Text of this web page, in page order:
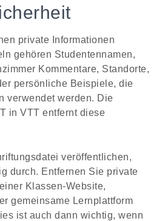
private Informationen
gehören Studentennamen,
Kommentare, Standorte,
persönliche Beispiele, die
verwendet werden. Die
in VTT entfernt diese
veröffentlichen,
durch. Entfernen Sie private
Klassen-Website,
gemeinsame Lernplattform
ist auch dann wichtig, wenn